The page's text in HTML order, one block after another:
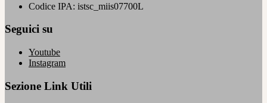
Codice IPA: istsc_miis07700L
Seguici su
Youtube
Instagram
Sezione Link Utili